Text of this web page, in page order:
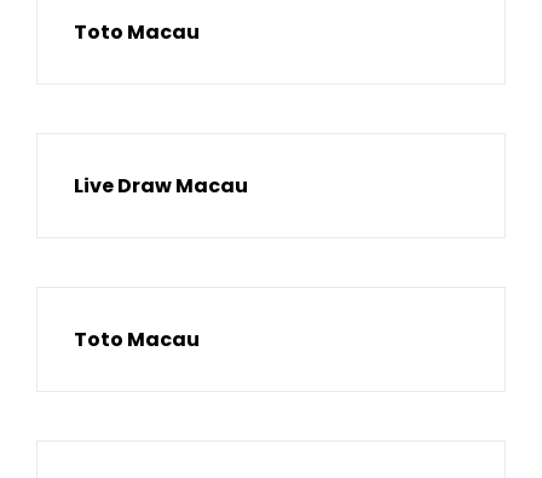
Toto Macau
Live Draw Macau
Toto Macau